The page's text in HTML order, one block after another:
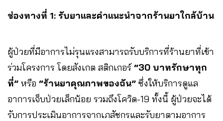
ช่องทางที่ 1: รับยาและคำแนะนำจากร้านยาใกล้บ้าน
ผู้ป่วยที่มีอาการไม่รุนแรงสามารถรับบริการที่ร้านยาที่เข้า
ร่วมโครงการ โดยสังเกต สติกเกอร์“30 บาทรักษาทุก
ที่” หรือ “ร้านยาคุณภาพของฉัน” ซึ่งให้บริการดูแล
อาการเจ็บป่วยเล็กน้อย รวมถึงโควิด-19 ทั้งนี้ ผู้ป่วยจะได้
รับการประเมินอาการจากเภสัชกรและรับยาตามอาการ